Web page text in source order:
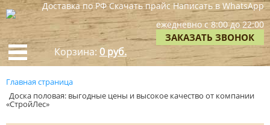
Корзина: 0 руб.
Доставка по РФ Скачать прайс Написать в WhatsApp
ежедневно с 8:00 до 22:00
ЗАКАЗАТЬ ЗВОНОК
Главная страница
Доска половая: выгодные цены и высокое качество от компании
«СтройЛес»